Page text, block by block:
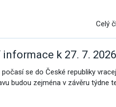
Celý
k 27. 7. 2026
se do České republiky
budou zejména v závěru týdne